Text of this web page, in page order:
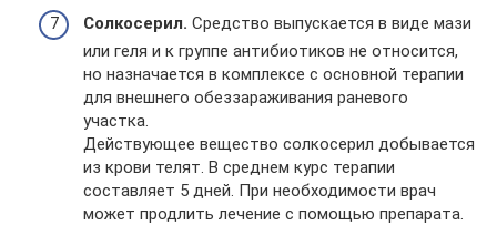
Солкосерил. Средство выпускается в виде мази
или геля и к группе антибиотиков не относится,
но назначается в комплексе с основной терапии
для внешнего обеззараживания раневого
участка.
Действующее вещество солкосерил добывается
из крови телят. В среднем курс терапии
составляет 5 дней. При необходимости врач
может продлить лечение с помощью препарата.